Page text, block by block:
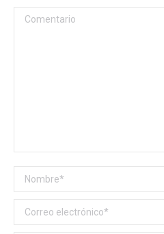
Comentario
Nombre *
Correo electrónico *